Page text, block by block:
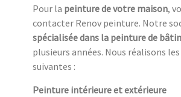
Pour la peinture de votre maison,
contacter Renov peinture. Notre
spécialisée dans la peinture de
plusieurs années. Nous réalisons
suivantes :
Peinture intérieure et extérieure